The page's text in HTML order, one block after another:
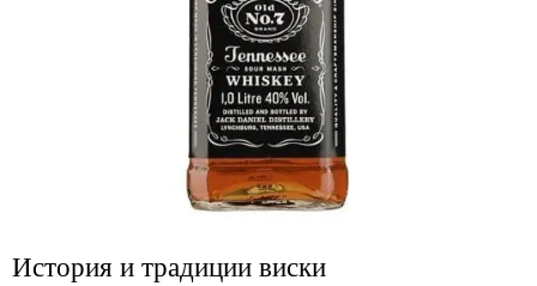
История и традиции виски